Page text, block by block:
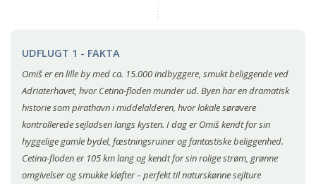
UDFLUGT 1 - FAKTA
Omiš er en lille by med ca. 15.000 indbyggere, smukt beliggende ved
Adriaterhavet, hvor Cetina-floden munder ud. Byen har en dramatisk
historie som pirathavn i middelalderen, hvor lokale sørøvere
kontrollerede sejladsen langs kysten. I dag er Omiš kendt for sin
hyggelige gamle bydel, fæstningsruiner og fantastiske beliggenhed.
Cetina-floden er 105 km lang og kendt for sin rolige strøm, grønne
omgivelser og smukke kløfter – perfekt til naturskønne sejlture